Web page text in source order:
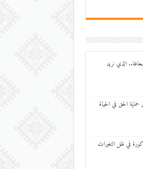
الذي نريد
الحق في الحياة
في ظل التغيرات